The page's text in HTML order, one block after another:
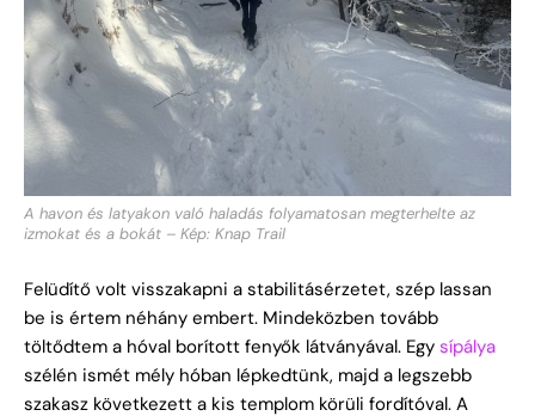
A havon és latyakon való haladás folyamatosan megterhelte az
izmokat és a bokát – Kép: Knap Trail
Felüdítő volt visszakapni a stabilitásérzetet, szép lassan
be is értem néhány embert. Mindeközben tovább
töltődtem a hóval borított fenyők látványával. Egy sípálya
szélén ismét mély hóban lépkedtünk, majd a legszebb
szakasz következett a kis templom körüli fordítóval. A